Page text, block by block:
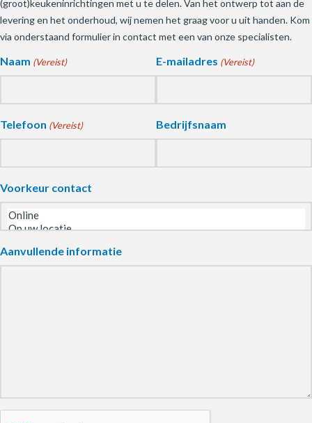
(groot)keukeninrichtingen met u te delen. Van het ontwerp tot aan de
levering en het onderhoud, wij nemen het graag voor u uit handen. Kom
via onderstaand formulier in contact met een van onze specialisten.
Naam (Vereist) E-mailadres (Vereist)
Telefoon (Vereist) Bedrijfsnaam
Voorkeur contact
Aanvullende informatie